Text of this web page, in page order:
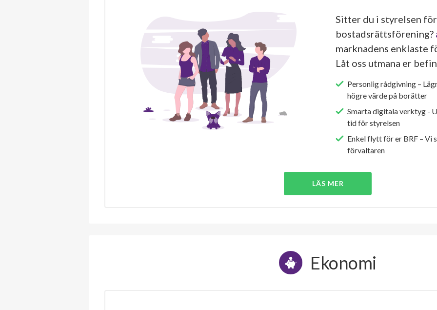
Sitter du i styrelsen
bostadsrättsförening?
marknadens enklaste
Låt oss utmana er
Personlig rådgivning –
högre värde på borätter
Smarta digitala verktyg -
tid för styrelsen
Enkel flytt för er BRF – Vi
förvaltaren
LÄS MER
Ekonomi